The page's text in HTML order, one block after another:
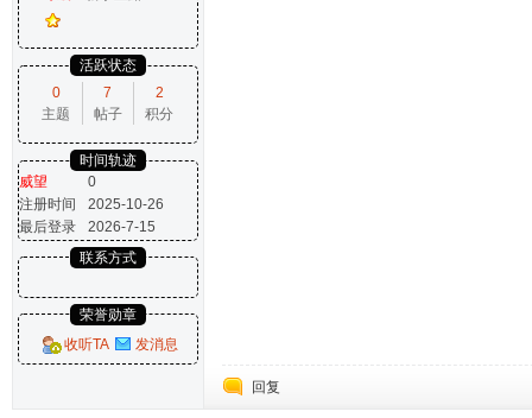
活跃状态
0
主题
7
帖子
2
积分
时间轨迹
威望
0
注册时间
2025-10-26
最后登录
2026-7-15
联系方式
荣誉勋章
收听TA
发消息
回复